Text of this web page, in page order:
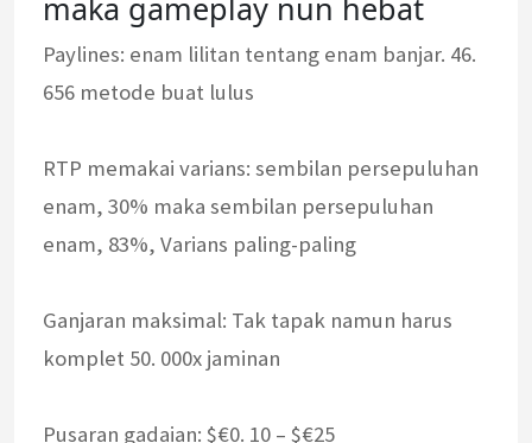
maka gameplay nun hebat
Paylines: enam lilitan tentang enam banjar. 46.
656 metode buat lulus
RTP memakai varians: sembilan persepuluhan
enam, 30% maka sembilan persepuluhan
enam, 83%, Varians paling-paling
Ganjaran maksimal: Tak tapak namun harus
komplet 50. 000x jaminan
Pusaran gadaian: $€0. 10 – $€25